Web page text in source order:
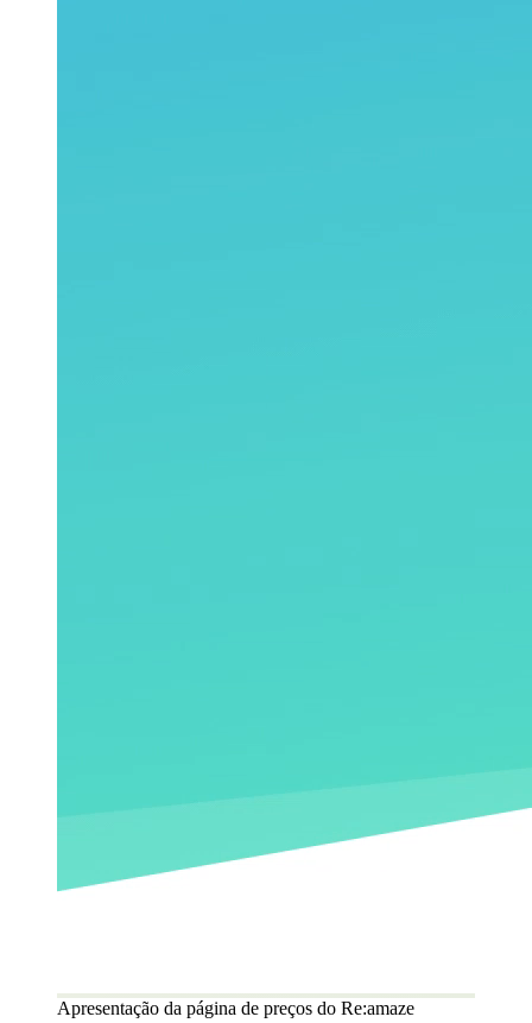
Apresentação da página de preços do Re:amaze